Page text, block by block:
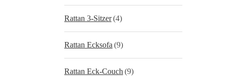
Rattan 3-Sitzer(4)
Rattan Ecksofa (9)
Rattan Eck-Couch (9)